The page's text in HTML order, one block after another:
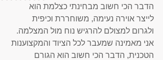
הדבר הכי חשוב מבחינתי כצלמת הוא
לייצר אוירה נעימה, משוחררת וכיפית
ולגרום למצולם להרגיש נוח מול המצלמה.
אני מאמינה שמעבר לכל הציוד והמקצוענות
הטכנית, הדבר הכי חשוב הוא הגורם